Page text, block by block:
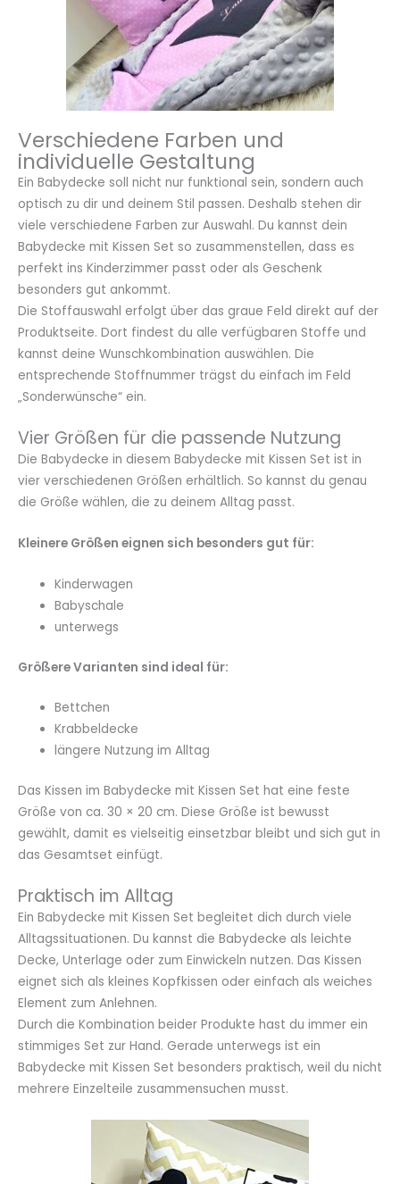
Verschiedene Farben und
individuelle Gestaltung
Ein Babydecke soll nicht nur funktional sein, sondern auch
optisch zu dir und deinem Stil passen. Deshalb stehen dir
viele verschiedene Farben zur Auswahl. Du kannst dein
Babydecke mit Kissen Set so zusammenstellen, dass es
perfekt ins Kinderzimmer passt oder als Geschenk
besonders gut ankommt.
Die Stoffauswahl erfolgt über das graue Feld direkt auf der
Produktseite. Dort findest du alle verfügbaren Stoffe und
kannst deine Wunschkombination auswählen. Die
entsprechende Stoffnummer trägst du einfach im Feld
„Sonderwünsche“ ein.
Vier Größen für die passende Nutzung
Die Babydecke in diesem Babydecke mit Kissen Set ist in
vier verschiedenen Größen erhältlich. So kannst du genau
die Größe wählen, die zu deinem Alltag passt.
Kleinere Größen eignen sich besonders gut für:
Kinderwagen
Babyschale
unterwegs
Größere Varianten sind ideal für:
Bettchen
Krabbeldecke
längere Nutzung im Alltag
Das Kissen im Babydecke mit Kissen Set hat eine feste
Größe von ca. 30 × 20 cm. Diese Größe ist bewusst
gewählt, damit es vielseitig einsetzbar bleibt und sich gut in
das Gesamtset einfügt.
Praktisch im Alltag
Ein Babydecke mit Kissen Set begleitet dich durch viele
Alltagssituationen. Du kannst die Babydecke als leichte
Decke, Unterlage oder zum Einwickeln nutzen. Das Kissen
eignet sich als kleines Kopfkissen oder einfach als weiches
Element zum Anlehnen.
Durch die Kombination beider Produkte hast du immer ein
stimmiges Set zur Hand. Gerade unterwegs ist ein
Babydecke mit Kissen Set besonders praktisch, weil du nicht
mehrere Einzelteile zusammensuchen musst.